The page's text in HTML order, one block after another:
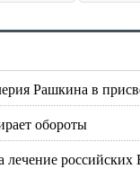
Рашкина в
обороты